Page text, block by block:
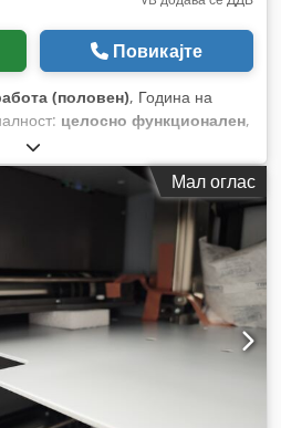
Повикајте
(половен), Година на
целосно функционален,
Мал оглас